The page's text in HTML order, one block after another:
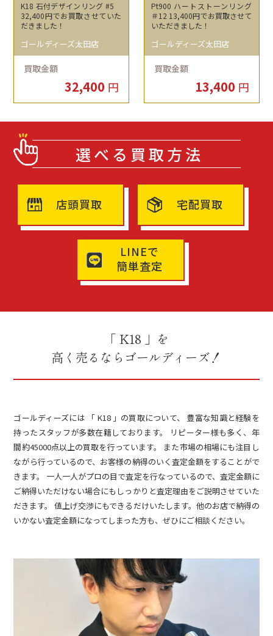
K18 石付デザインリング #5
32,400円でお買取させていた
だきました！
ゴールディーズ太田店
買取金額
32,400 円
Pt900 ハートストーンリング
＃12 13,400円でお買取させて
いただきました！
ゴールディーズ太田店
買取金額
13,400 円
選べる買取方法
店頭買取 宅配買取
LINEで
簡単査定
「 K18 」を
高く売るならゴールディーズ！
ゴールディーズには 「 K18 」の買取について、 豊富な知識と経験を
持ったスタッフが多数在籍しております。 リピーター様も多く、年
間約45000点以上の買取を行っています。 また市場の相場にも注目し
ながら行っているので、お客様の納得のいく査定金額をすることがで
きます。 一人一人がプロの目で査定を行なっているので、査定金額に
ご納得いただけない場合にもしっかりと査定理由をご説明させていた
だきます。 値上げ交渉にもできるだけいたします。他のお店で納得の
いかない査定金額になってしまった方も、ぜひにご相談ください。